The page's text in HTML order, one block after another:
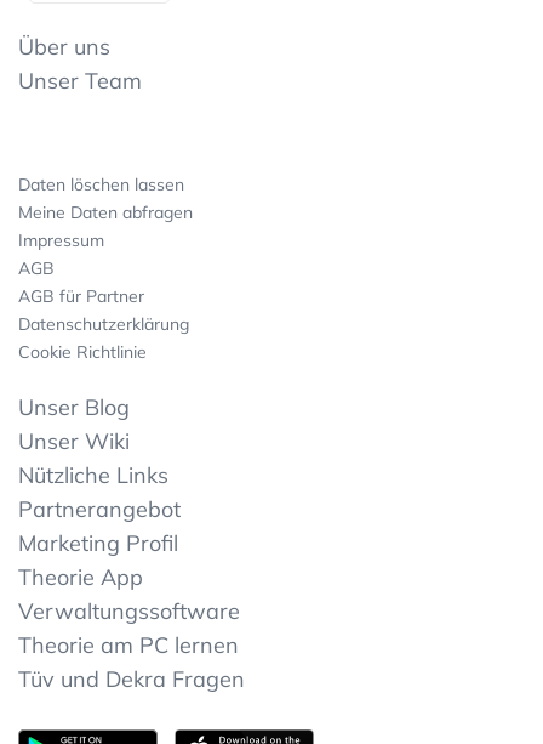
Über uns
Unser Team
Daten löschen lassen
Meine Daten abfragen
Impressum
AGB
AGB für Partner
Datenschutzerklärung
Cookie Richtlinie
Unser Blog
Unser Wiki
Nützliche Links
Partnerangebot
Marketing Profil
Theorie App
Verwaltungssoftware
Theorie am PC lernen
Tüv und Dekra Fragen